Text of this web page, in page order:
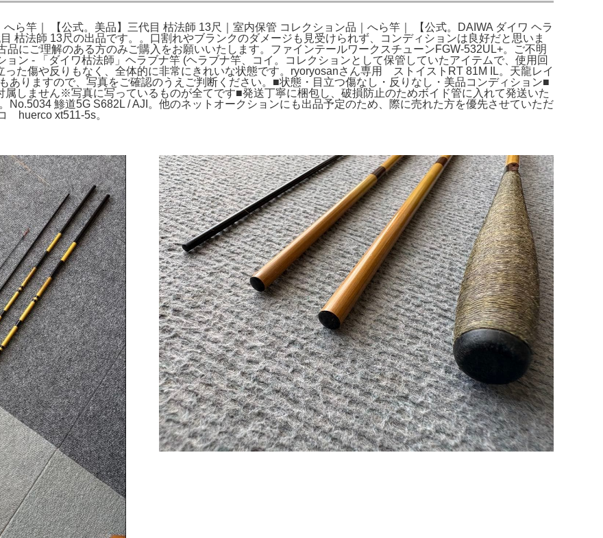
ら竿｜ 【公式。美品】三代目 枯法師 13尺｜室内保管 コレクション品｜へら竿｜ 【公式。DAIWA ダイワ ヘラ
枯法師 13尺の出品です。。口割れやブランクのダメージも見受けられず、コンディションは良好だと思いま
にご理解のある方のみご購入をお願いいたします。ファインテールワークスチューンFGW-532UL+。ご不明
ン - 「ダイワ枯法師」ヘラブナ竿 (ヘラブナ竿、コイ。コレクションとして保管していたアイテムで、使用回
た傷や反りもなく、全体的に非常にきれいな状態です。ryoryosanさん専用 ストイストRT 81M IL。天龍レイ
ありますので、写真をご確認のうえご判断ください。■状態・目立つ傷なし・反りなし・美品コンディション■
しません※写真に写っているものが全てです■発送丁寧に梱包し、破損防止のためボイド管に入れて発送いた
鯵道5G S682L / AJI。他のネットオークションにも出品予定のため、際に売れた方を優先させていただ
huerco xt511-5s。